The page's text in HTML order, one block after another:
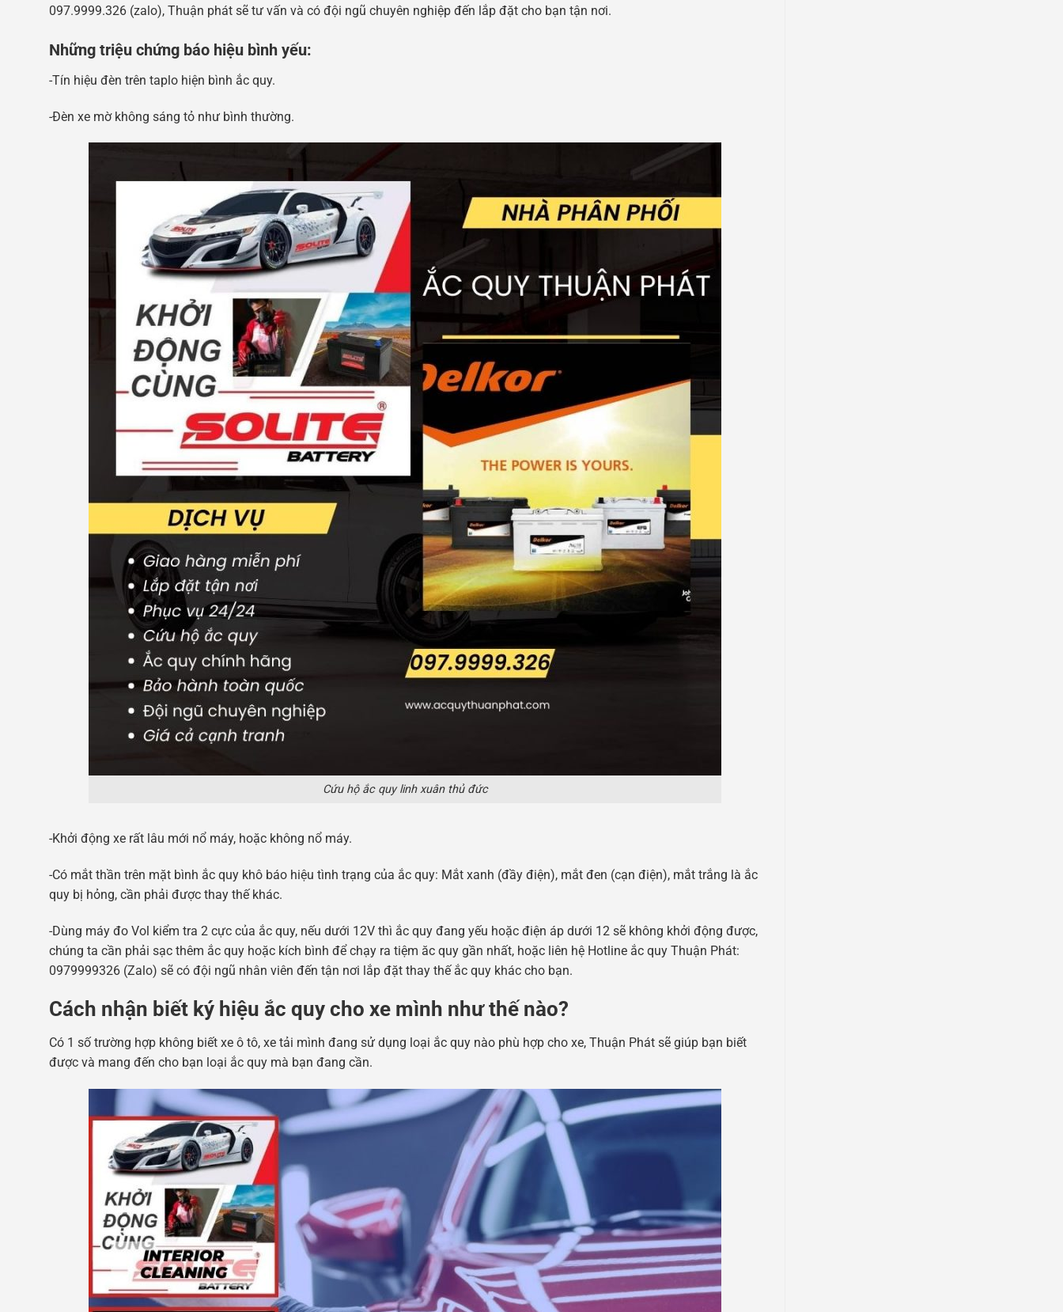
097.9999.326 (zalo), Thuận phát sẽ tư vấn và có đội ngũ chuyên nghiệp đến lắp đặt cho bạn tận nơi.
Những triệu chứng báo hiệu bình yếu:
-Tín hiệu đèn trên taplo hiện bình ắc quy.
-Đèn xe mờ không sáng tỏ như bình thường.
Cứu hộ ắc quy linh xuân thủ đức
-Khởi động xe rất lâu mới nổ máy, hoặc không nổ máy.
-Có mắt thần trên mặt bình ắc quy khô báo hiệu tình trạng của ắc quy: Mắt xanh (đầy điện), mắt đen (cạn điện), mắt trắng là ắc
quy bị hỏng, cần phải được thay thế khác.
-Dùng máy đo Vol kiểm tra 2 cực của ắc quy, nếu dưới 12V thì ắc quy đang yếu hoặc điện áp dưới 12 sẽ không khởi động được,
chúng ta cần phải sạc thêm ắc quy hoặc kích bình để chạy ra tiệm ăc quy gần nhất, hoặc liên hệ Hotline ắc quy Thuận Phát:
0979999326 (Zalo) sẽ có đội ngũ nhân viên đến tận nơi lắp đặt thay thế ắc quy khác cho bạn.
Cách nhận biết ký hiệu ắc quy cho xe mình như thế nào?
Có 1 số trường hợp không biết xe ô tô, xe tải mình đang sử dụng loại ắc quy nào phù hợp cho xe, Thuận Phát sẽ giúp bạn biết
được và mang đến cho bạn loại ắc quy mà bạn đang cần.